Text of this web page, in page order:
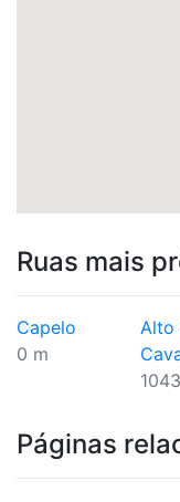
Ruas mais
Capelo
0 m
Alto
Páginas